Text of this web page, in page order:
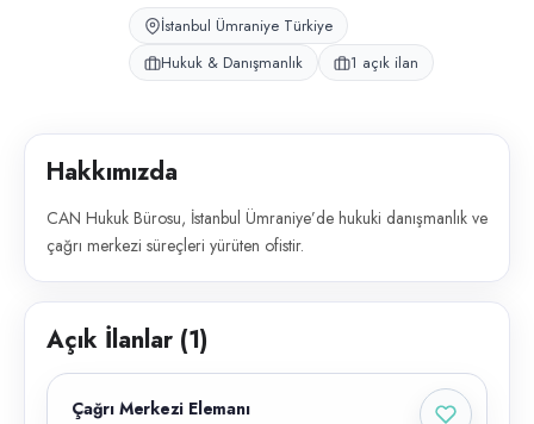
İstanbul Ümraniye Türkiye
Hukuk & Danışmanlık
1 açık ilan
Hakkımızda
CAN Hukuk Bürosu, İstanbul Ümraniye’de hukuki danışmanlık ve
çağrı merkezi süreçleri yürüten ofistir.
Açık İlanlar (1)
Çağrı Merkezi Elemanı